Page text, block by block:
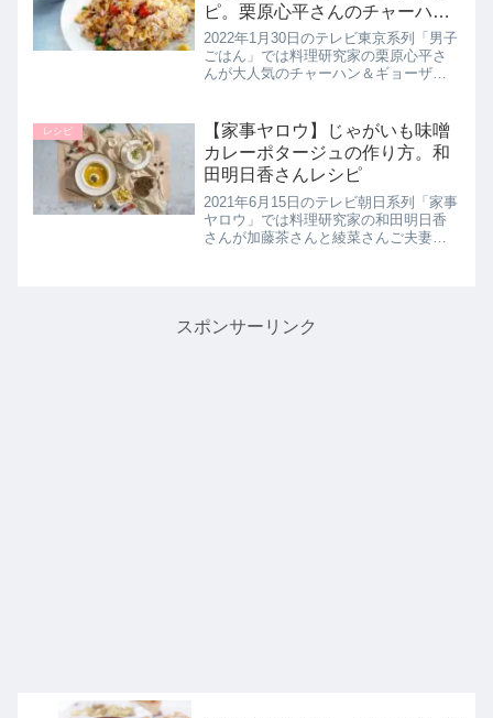
ピ。栗原心平さんのチャーハン
＆餃子 第17弾｜1月30日
2022年1月30日のテレビ東京系列「男子
ごはん」では料理研究家の栗原心平さ
んが大人気のチャーハン＆ギョーザ第
くれたので詳しく紹介します。しっか
りとした食感のカリカリ梅と...
レシピ
【家事ヤロウ】じゃがいも味噌
カレーポタージュの作り方。和
田明日香さんレシピ
2021年6月15日のテレビ朝日系列「家事
ヤロウ」では料理研究家の和田明日香
さんが加藤茶さんと綾菜さんご夫妻の
スポンサーリンク